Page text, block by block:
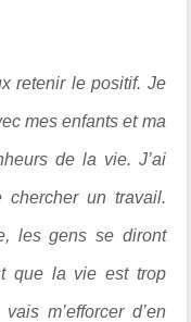
retenir le positif. Je
mes enfants et ma
de la vie. J’ai
chercher un travail.
les gens se diront
que la vie est trop
m’efforcer d’en